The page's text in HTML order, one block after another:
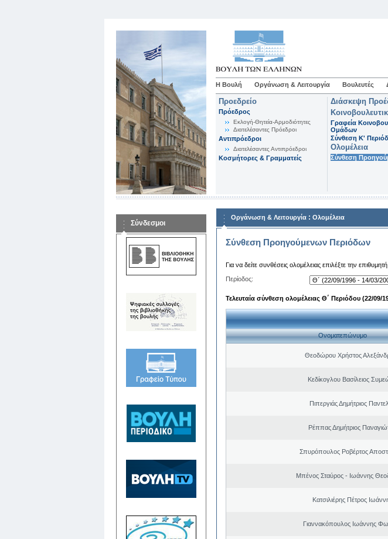
Η Βουλή Οργάνωση & Λειτουργία Βουλευτές
Προεδρείο
Πρόεδρος
Εκλογή-Θητεία-Αρμοδιότητες
Διατελέσαντες Πρόεδροι
Αντιπρόεδροι
Διατελέσαντες Αντιπρόεδροι
Κοσμήτορες & Γραμματείς
Διάσκεψη
Γραφεία
Ομάδων
Σύνθεση K'
Ολομέλεια
Σύνθεση
Σύνδεσμοι
Οργάνωση & Λειτουργία : Ολομέλεια
Σύνθεση Προηγούμενων Περιόδων
Για να δείτε συνθέσεις ολομέλειας επιλέξτε την
Περίοδος:
Τελευταία σύνθεση ολομέλειας Θ΄ Περιόδου (22/09/
Ονοματεπώνυμο
Θεοδώρου Χρήστος
Κεδίκογλου Βασίλειος
Πιπεργιάς Δημήτριος
Ρέππας Δημήτριος
Σπυρόπουλος Ροβέρτος
Μπένος Σταύρος - Ιωάννης
Κατσιλιέρης Πέτρος
Γιαννακόπουλος Ιωάννης